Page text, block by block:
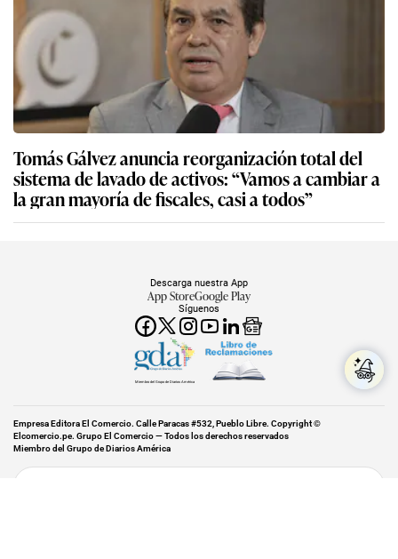
Tomás Gálvez anuncia reorganización total del
sistema de lavado de activos: “Vamos a cambiar a
la gran mayoría de fiscales, casi a todos”
Síguenos
Descarga nuestra App
App StoreGoogle Play
Miembro del Grupo de Diarios América
Empresa Editora El Comercio. Calle Paracas #532, Pueblo Libre. Copyright ©
Elcomercio.pe. Grupo El Comercio — Todos los derechos reservados
Miembro del Grupo de Diarios América